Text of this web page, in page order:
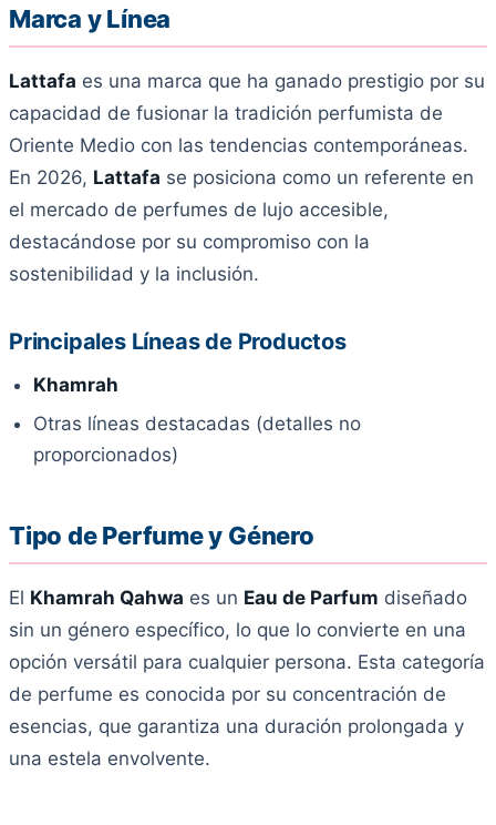
Marca y Línea
Lattafa es una marca que ha ganado prestigio por su
capacidad de fusionar la tradición perfumista de
Oriente Medio con las tendencias contemporáneas.
En 2026, Lattafa se posiciona como un referente en
el mercado de perfumes de lujo accesible,
destacándose por su compromiso con la
sostenibilidad y la inclusión.
Principales Líneas de Productos
Khamrah
Otras líneas destacadas (detalles no
proporcionados)
Tipo de Perfume y Género
El Khamrah Qahwa es un Eau de Parfum diseñado
sin un género específico, lo que lo convierte en una
opción versátil para cualquier persona. Esta categoría
de perfume es conocida por su concentración de
esencias, que garantiza una duración prolongada y
una estela envolvente.